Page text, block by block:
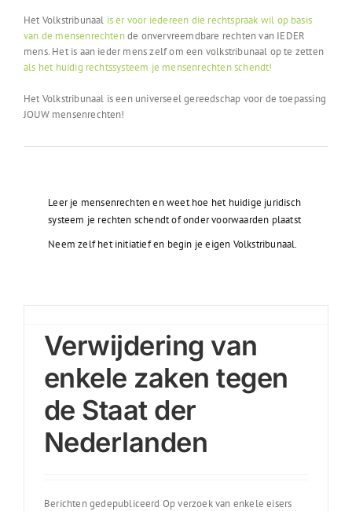
Het Volkstribunaal is er voor iedereen die rechtspraak wil op basis
van de mensenrechtende onvervreemdbare rechten van IEDER
mens. Het is aan ieder mens zelf om een volkstribunaal op te zetten
als het huidig rechtssysteem je mensenrechten schendt!
Het Volkstribunaal is een universeel gereedschap voor de toepassing
JOUW mensenrechten!
Leer je mensenrechten en weet hoe het huidige juridisch
systeem je rechten schendt of onder voorwaarden plaatst
Neem zelf het initiatief en begin je eigen Volkstribunaal.
Verwijdering van
enkele zaken tegen
de Staat der
Nederlanden
Berichten gedepubliceerd Op verzoek van enkele eisers